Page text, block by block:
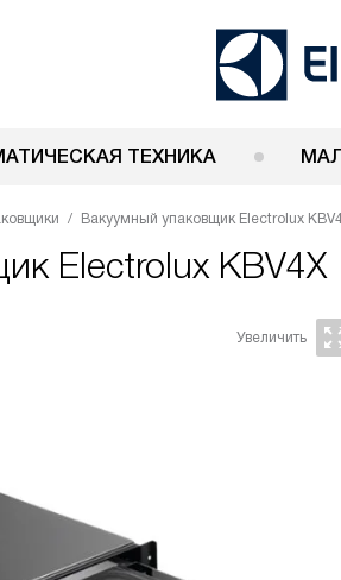
ТЕХНИКА
Вакуумный упаковщик Electrolux
Electrolux KBV4X